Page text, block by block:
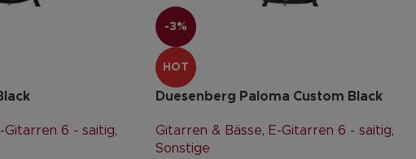
Gitarren 6 - saitig,
-3%
HOT
Duesenberg Paloma Custom Black
Gitarren & Bässe, E-Gitarren 6 - saitig,
Sonstige